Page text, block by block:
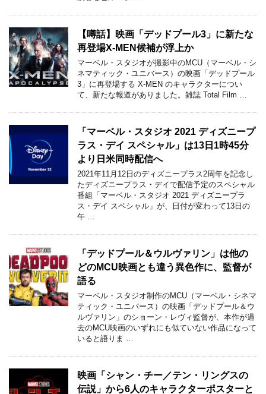
【噂話】映画「デッドプール3」に新たな
再登場X-MEN候補が浮上か
マーベル・スタジオが撮影中のMCU（マーベル・シ
ネマティック・ユニバース）の映画「デッドプール
3」に再登場する X-MEN のキャラクターについ
て、新たな報道がありました。雑誌 Total Film …
「マーベル・スタジオ 2021 ディズニープ
ラス・デイ スペシャル」は13日1時45分
より日米同時配信へ
2021年11月12日のディズニープラス2周年を記念し
たディズニープラス・デイで配信予定のスペシャル
番組「マーベル・スタジオ 2021 ディズニープラ
ス・デイ スペシャル」が、日付が変わって13日の
午 …
「デッドプール＆ウルヴァリン」は他の
どのMCU映画とも違う異色作に、監督が
語る
マーベル・スタジオ制作のMCU（マーベル・シネマ
ティック・ユニバース）の映画「デッドプール＆ウ
ルヴァリン」のショーン・レヴィ監督が、本作が過
去のMCU映画のいずれにも似ていない作品になって
いると語りま …
映画「シャン・チー／テン・リングスの
伝説」から6人のキャラクターポスターと